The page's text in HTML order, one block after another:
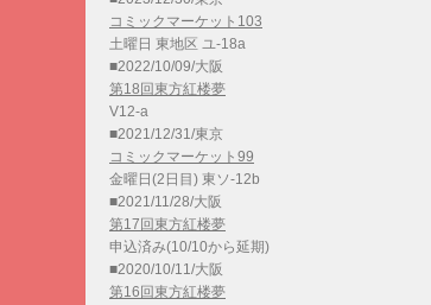
コミックマーケット103
土曜日 東地区 ユ-18a
■2022/10/09/大阪
第18回東方紅楼夢
V12-a
■2021/12/31/東京
コミックマーケット99
金曜日(2日目) 東ソ-12b
■2021/11/28/大阪
第17回東方紅楼夢
申込済み(10/10から延期)
■2020/10/11/大阪
第16回東方紅楼夢